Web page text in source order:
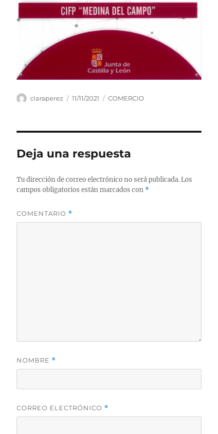
Autor
claraperez
Publicado
11/11/2021 Categorías
COMERCIO
Deja una respuesta
Tu dirección de correo electrónico no será publicada. Los
campos obligatorios están marcados con *
COMENTARIO *
NOMBRE *
CORREO ELECTRÓNICO *